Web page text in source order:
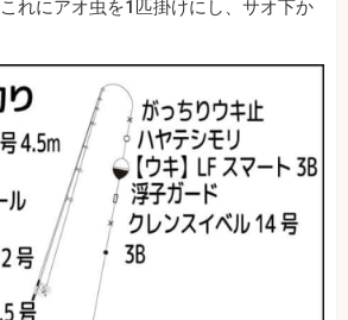
れにアオ虫を1匹掛けにし、サオ下か